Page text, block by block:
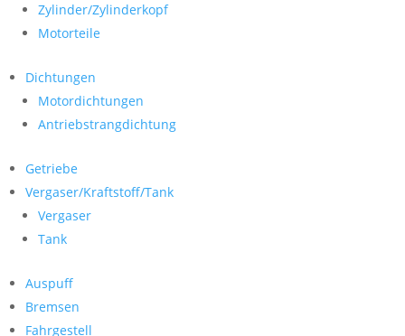
Zylinder/Zylinderkopf
Motorteile
Dichtungen
Motordichtungen
Antriebstrangdichtung
Getriebe
Vergaser/Kraftstoff/Tank
Vergaser
Tank
Auspuff
Bremsen
Fahrgestell